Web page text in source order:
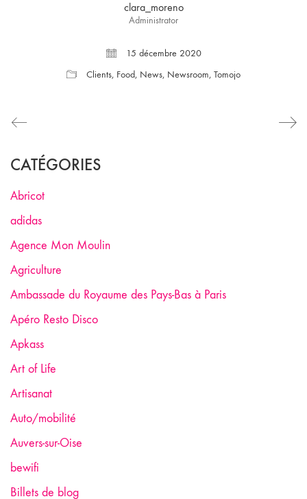
clara_moreno
Administrator
15 décembre 2020
Clients, Food, News, Newsroom, Tomojo
CATÉGORIES
Abricot
adidas
Agence Mon Moulin
Agriculture
Ambassade du Royaume des Pays-Bas à Paris
Apéro Resto Disco
Apkass
Art of Life
Artisanat
Auto/mobilité
Auvers-sur-Oise
bewifi
Billets de blog